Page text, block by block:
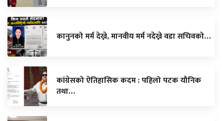
कानुनको मर्म देख्ने, मानवीय मर्म नदेख्ने वडा सचिवको…
कांग्रेसको ऐतिहासिक कदम : पहिलो पटक यौनिक
तथा…